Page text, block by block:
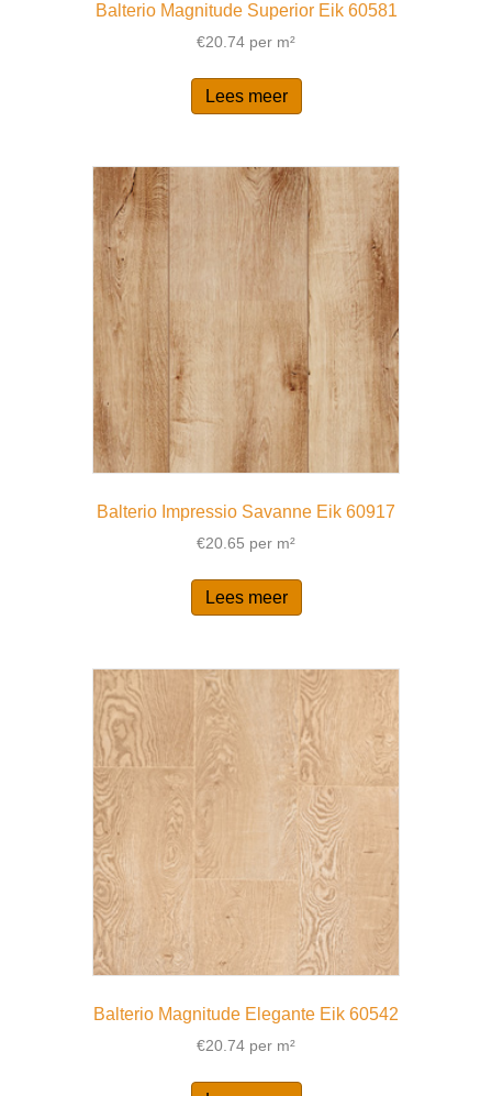
Balterio Magnitude Superior Eik 60581
€20.74 per m²
Lees meer
Balterio Impressio Savanne Eik 60917
€20.65 per m²
Lees meer
Balterio Magnitude Elegante Eik 60542
€20.74 per m²